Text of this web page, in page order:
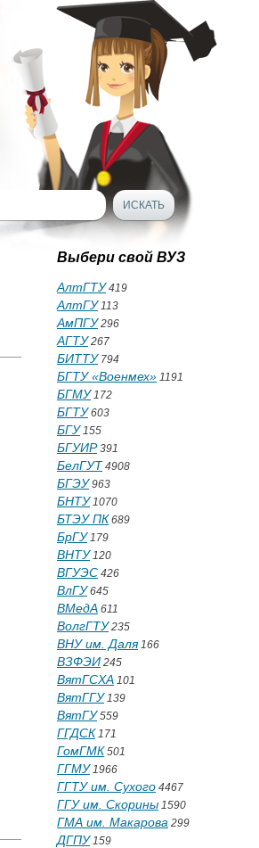
Выбери свой ВУЗ
АлтГТУ419
АлтГУ113
АмПГУ296
АГТУ267
БИТТУ794
БГТУ «Военмех» 1191
БГМУ172
БГТУ603
БГУ155
БГУИР391
БелГУТ 4908
БГЭУ963
БНТУ1070
БТЭУ ПК 689
БрГУ179
ВНТУ120
ВГУЭС 426
ВлГУ645
ВМедА 611
ВолгГТУ235
ВНУ им. Даля166
ВЗФЭИ 245
ВятГСХА 101
ВятГГУ139
ВятГУ559
ГГДСК 171
ГомГМК 501
ГГМУ1966
ГГТУ им. Сухого 4467
ГГУ им. Скорины 1590
ГМА им. Макарова 299
ДГПУ159